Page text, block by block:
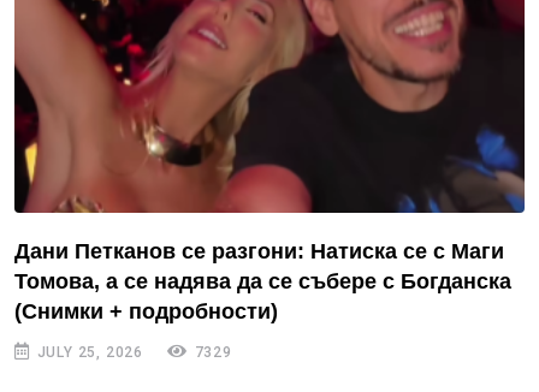
Дани Петканов се разгони: Натиска се с Маги
Томова, а се надява да се събере с Богданска
(Снимки + подробности)
JULY 25, 2026 7329